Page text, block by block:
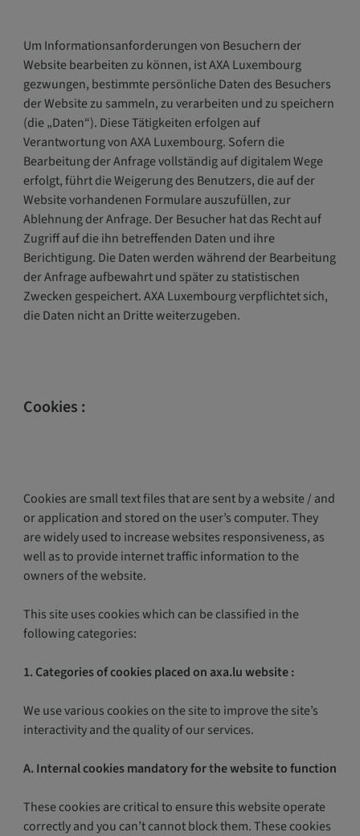
Um Informationsanforderungen von Besuchern der
Website bearbeiten zu können, ist AXA Luxembourg
gezwungen, bestimmte persönliche Daten des Besuchers
der Website zu sammeln, zu verarbeiten und zu speichern
(die „Daten“). Diese Tätigkeiten erfolgen auf
Verantwortung von AXA Luxembourg. Sofern die
Bearbeitung der Anfrage vollständig auf digitalem Wege
erfolgt, führt die Weigerung des Benutzers, die auf der
Website vorhandenen Formulare auszufüllen, zur
Ablehnung der Anfrage. Der Besucher hat das Recht auf
Zugriff auf die ihn betreffenden Daten und ihre
Berichtigung. Die Daten werden während der Bearbeitung
der Anfrage aufbewahrt und später zu statistischen
Zwecken gespeichert. AXA Luxembourg verpflichtet sich,
die Daten nicht an Dritte weiterzugeben.
Cookies :
Cookies are small text files that are sent by a website / and
or application and stored on the user’s computer. They
are widely used to increase websites responsiveness, as
well as to provide internet traffic information to the
owners of the website.
This site uses cookies which can be classified in the
following categories:
1. Categories of cookies placed on axa.lu website :
We use various cookies on the site to improve the site’s
interactivity and the quality of our services.
A. Internal cookies mandatory for the website to function
These cookies are critical to ensure this website operate
correctly and you can’t cannot block them. These cookies